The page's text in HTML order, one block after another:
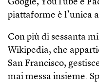
Google, YouTube e
piattaforme è l’unica
Con più di sessanta
Wikipedia, che
San Francisco,
mai messa insieme.